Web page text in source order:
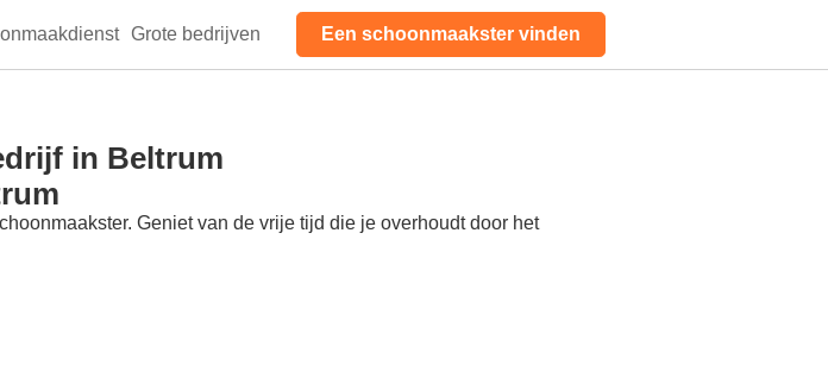
Grote bedrijven Een schoonmaakster vinden
in Beltrum
Geniet van de vrije tijd die je overhoudt door het